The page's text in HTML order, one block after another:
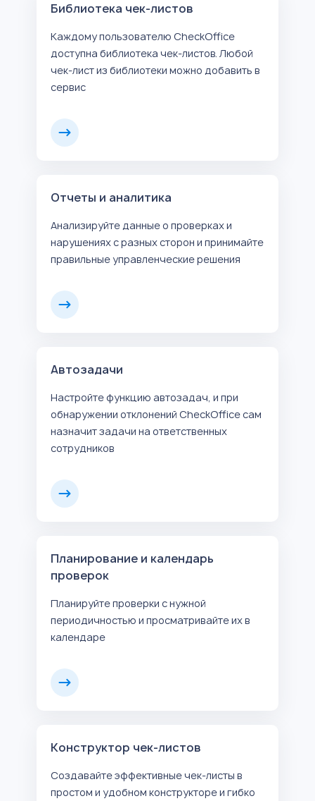
Библиотека чек-листов
Каждому пользователю CheckOffice
доступна библиотека чек-листов. Любой
чек-лист из библиотеки можно добавить в
сервис
Отчеты и аналитика
Анализируйте данные о проверках и
нарушениях с разных сторон и принимайте
правильные управленческие решения
Автозадачи
Настройте функцию автозадач, и при
обнаружении отклонений CheckOffice сам
назначит задачи на ответственных
сотрудников
Планирование и календарь
проверок
Планируйте проверки с нужной
периодичностью и просматривайте их в
календаре
Конструктор чек-листов
Создавайте эффективные чек-листы в
простом и удобном конструкторе и гибко